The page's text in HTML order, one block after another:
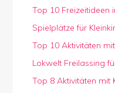
Top 10 Freizeitideen
Spielplätze für
Top 10 Aktivitäten
Lokwelt Freilassing
Top 8 Aktivitäten mit